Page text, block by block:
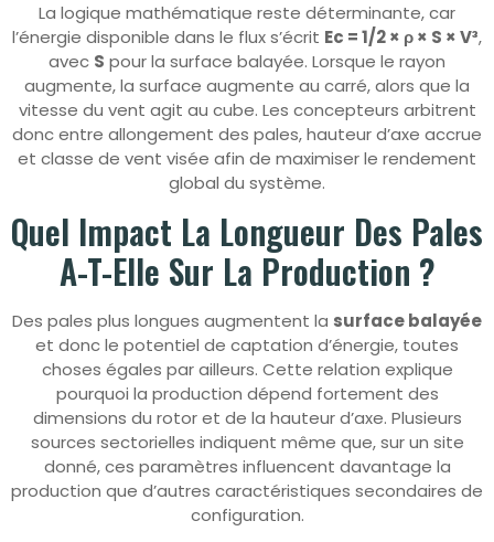
La logique mathématique reste déterminante, car
l’énergie disponible dans le flux s’écrit Ec = 1/2 × ρ × S × V³,
avec S pour la surface balayée. Lorsque le rayon
augmente, la surface augmente au carré, alors que la
vitesse du vent agit au cube. Les concepteurs arbitrent
donc entre allongement des pales, hauteur d’axe accrue
et classe de vent visée afin de maximiser le rendement
global du système.
Quel Impact La Longueur Des Pales
A-T-Elle Sur La Production ?
Des pales plus longues augmentent la surface balayée
et donc le potentiel de captation d’énergie, toutes
choses égales par ailleurs. Cette relation explique
pourquoi la production dépend fortement des
dimensions du rotor et de la hauteur d’axe. Plusieurs
sources sectorielles indiquent même que, sur un site
donné, ces paramètres influencent davantage la
production que d’autres caractéristiques secondaires de
configuration.